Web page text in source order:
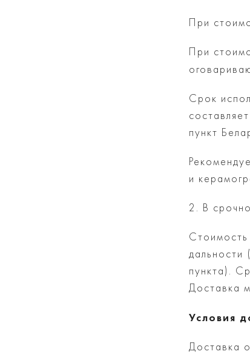
При
При
Срок
пункт
и
2. В
Стоимость
дальности
пункта).
Доставка
Условия
Доставка